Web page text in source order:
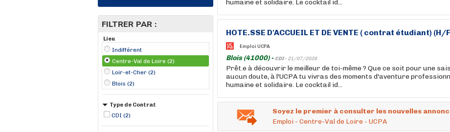
FILTRER PAR :
Lieu
Indifférent
Centre-Val de Loire (2)
Loir-et-Cher (2)
Blois (2)
Type de Contrat
CDI (2)
humaine et solidaire. Le cocktail id...
HOTE.SSE D'ACCUEIL ET DE VENTE ( contrat étudiant) (H/
Emploi UCPA
Blois (41000) - CDI - 21/07/2026
Prêt.e à découvrir le meilleur de toi-même ? Que ce soit pour une
aucun doute, à l'UCPA tu vivras des moments d'aventure
humaine et solidaire. Le cocktail id...
Soyez le premier à consulter les nouvelles
Emploi - Centre-Val de Loire - UCPA